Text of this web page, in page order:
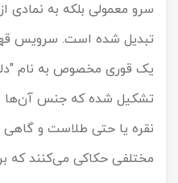
سرو معمولی بلکه به
تبدیل شده است. سرویس
یک قوری مخصوص به نام
تشکیل شده که جنس آن‌ها از
نقره یا حتی طلاست و
مختلفی حکاکی می‌کنند که